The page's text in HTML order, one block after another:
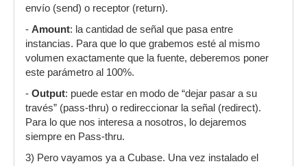
envío (send) o receptor (return).
- Amount: la cantidad de señal que pasa entre
instancias. Para que lo que grabemos esté al mismo
volumen exactamente que la fuente, deberemos poner
este parámetro al 100%.
- Output: puede estar en modo de “dejar pasar a su
través” (pass-thru) o redireccionar la señal (redirect).
Para lo que nos interesa a nosotros, lo dejaremos
siempre en Pass-thru.
3) Pero vayamos ya a Cubase. Una vez instalado el